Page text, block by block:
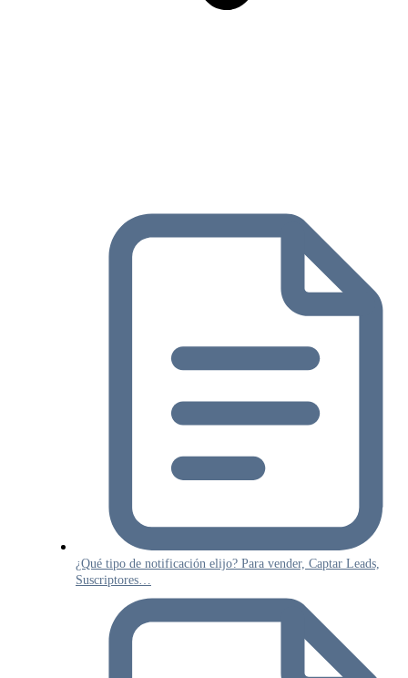
¿Qué tipo de notificación elijo? Para vender, Captar Leads,
Suscriptores…